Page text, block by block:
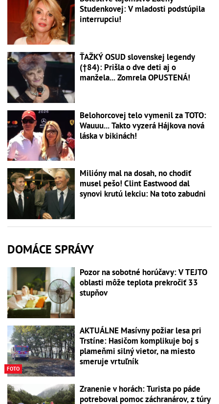
Studenkovej: V mladosti podstúpila
interrupciu!
ŤAŽKÝ OSUD slovenskej legendy
(†84): Prišla o dve deti aj o
manžela... Zomrela OPUSTENÁ!
Belohorcovej telo vymenil za TOTO:
Wauuu... Takto vyzerá Hájkova nová
láska v bikinách!
Milióny mal na dosah, no chodiť
musel pešo! Clint Eastwood dal
synovi krutú lekciu: Na toto zabudni
DOMÁCE SPRÁVY
Pozor na sobotné horúčavy: V TEJTO
oblasti môže teplota prekročiť 33
stupňov
FOTO
AKTUÁLNE Masívny požiar lesa pri
Trstíne: Hasičom komplikuje boj s
plameňmi silný vietor, na miesto
smeruje vrtuľník
Zranenie v horách: Turista po páde
potreboval pomoc záchranárov, z túry